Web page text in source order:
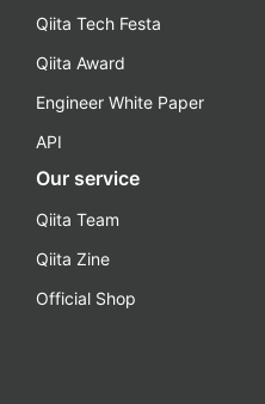
Qiita Tech Festa
Qiita Award
Engineer White Paper
API
Our service
Qiita Team
Qiita Zine
Official Shop